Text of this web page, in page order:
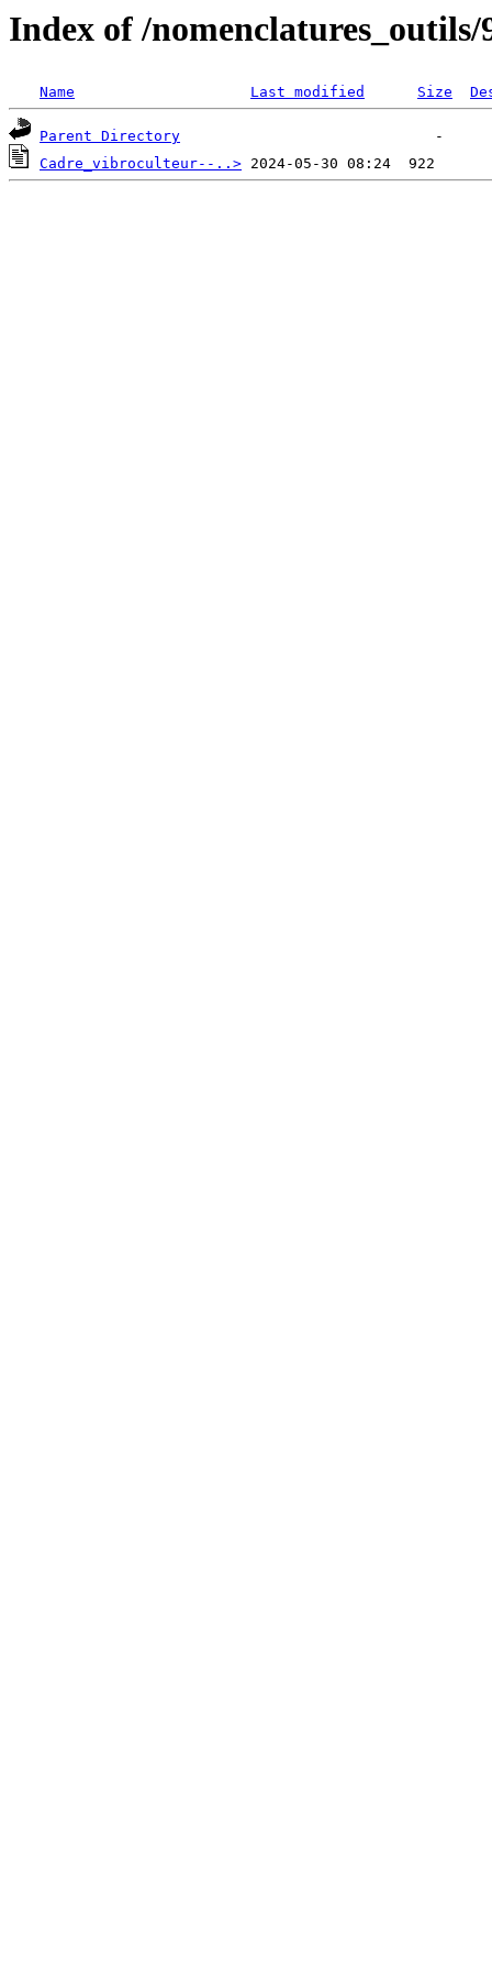
Index of /nomenclatures_outils/
Name Last modified Size
Parent Directory
Cadre_vibroculteur--..>